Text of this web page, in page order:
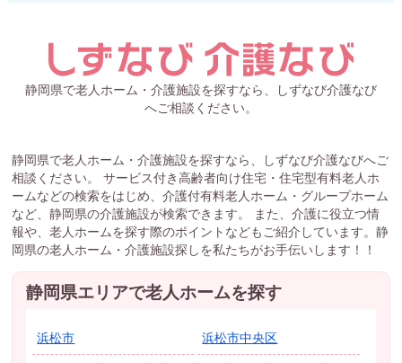
静岡県で老人ホーム・介護施設を探すなら、しずなび介護なび
へご相談ください。
静岡県で老人ホーム・介護施設を探すなら、しずなび介護なびへご
相談ください。 サービス付き高齢者向け住宅・住宅型有料老人ホ
ームなどの検索をはじめ、介護付有料老人ホーム・グループホーム
など、静岡県の介護施設が検索できます。 また、介護に役立つ情
報や、老人ホームを探す際のポイントなどもご紹介しています。静
岡県の老人ホーム・介護施設探しを私たちがお手伝いします！！
静岡県エリアで老人ホームを探す
浜松市 浜松市中央区